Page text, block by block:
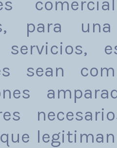
para
servicios,
sean